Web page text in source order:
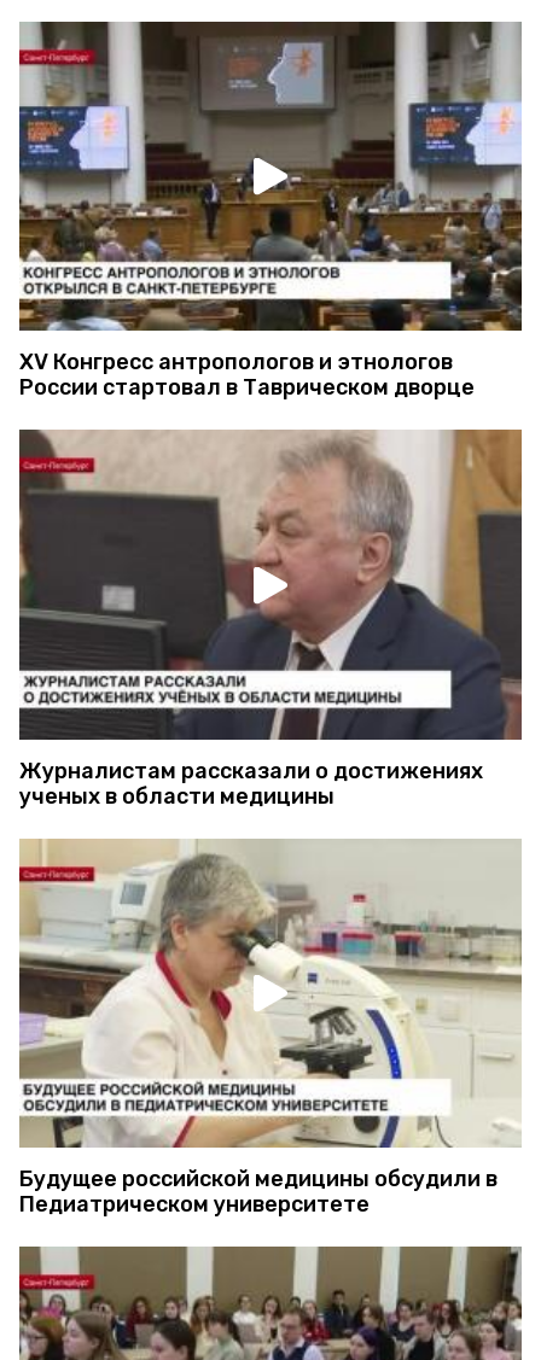
XV Конгресс антропологов и этнологов
России стартовал в Таврическом дворце
Журналистам рассказали о достижениях
ученых в области медицины
Будущее российской медицины обсудили в
Педиатрическом университете